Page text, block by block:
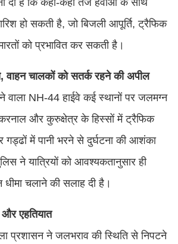
दी है कि कहीं-कहीं तेज हवाओं के साथ
हो सकती है, जो बिजली आपूर्ति, ट्रैफिक
को प्रभावित कर सकती है।
वाहन चालकों को सतर्क रहने की अपील
वाला NH-44 हाईवे कई स्थानों पर जलमग्न
और कुरुक्षेत्र के हिस्सों में ट्रैफिक
गड्ढों में पानी भरने से दुर्घटना की आशंका
ने यात्रियों को आवश्यकतानुसार ही
चलाने की सलाह दी है।
और एहतियात
प्रशासन ने जलभराव की स्थिति से निपटने